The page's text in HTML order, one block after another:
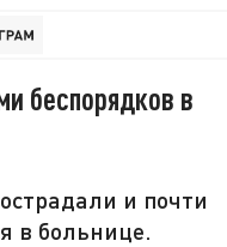
беспорядков в
и почти
в больнице.